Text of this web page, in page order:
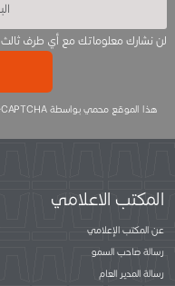
لن نشارك معلوماتك مع أي طرف ثالث
هذا الموقع محمي بواسطة ReCAPTCHA.
المكتب الاعلامي
عن المكتب الإعلامي
رسالة صاحب السمو
رسالة المدير العام